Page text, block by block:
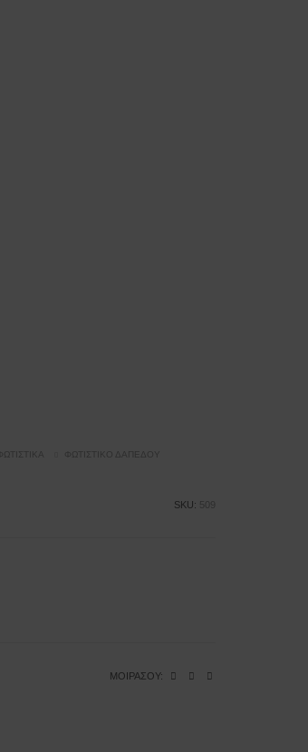
ΦΩΤΙΣΤΙΚΆ ΦΩΤΙΣΤΙΚΌ ΔΑΠΈΔΟΥ
SKU: 509
ΜΟΙΡΆΣΟΥ: